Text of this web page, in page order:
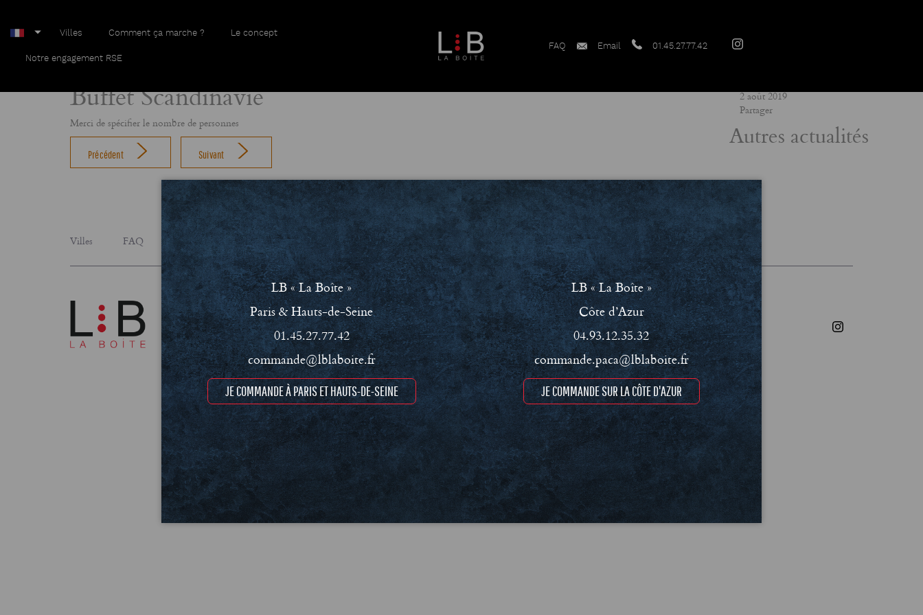
Villes Comment ça marche ? Le concept
Notre engagement RSE
FAQ Email 01.45.27.77.42
Buffet Scandinavie
Buffet Scandinavie
Merci de spécifier le nombre de personnes
Précédent Suivant
2 août 2019
Partager
Autres actualités
Villes FAQ Le concept Notre engagement RSE Conditions Générales de Vente (CGV) Mentions légales et Politique de confidentialité
LB « La Boîte »
Paris & Hauts-de-Seine
01.45.27.77.42
commande@lblaboite.fr
JE COMMANDE À PARIS ET HAUTS-DE-SEINE
LB « La Boîte »
Côte d’Azur
04.93.12.35.32
commande.paca@lblaboite.fr
JE COMMANDE SUR LA CÔTE D'AZUR